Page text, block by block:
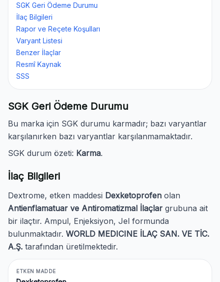
SGK Geri Ödeme Durumu
İlaç Bilgileri
Rapor ve Reçete Koşulları
Varyant Listesi
Benzer İlaçlar
Resmî Kaynak
SSS
SGK Geri Ödeme Durumu
Bu marka için SGK durumu karmadır; bazı varyantlar
karşılanırken bazı varyantlar karşılanmamaktadır.
SGK durum özeti: Karma.
İlaç Bilgileri
Dextrome, etken maddesi Dexketoprofen olan
Antienflamatuar ve Antiromatizmal İlaçlar grubuna ait
bir ilaçtır. Ampul, Enjeksiyon, Jel formunda
bulunmaktadır. WORLD MEDICINE İLAÇ SAN. VE TİC.
A.Ş. tarafından üretilmektedir.
ETKEN MADDE